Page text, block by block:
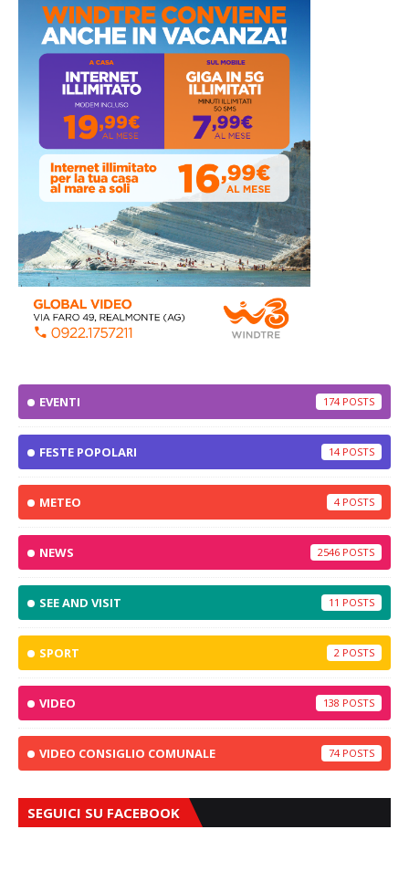
EVENTI 174
FESTE POPOLARI 14
METEO 4
NEWS 2546
SEE AND VISIT 11
SPORT 2
VIDEO 138
VIDEO CONSIGLIO COMUNALE 74
SEGUICI SU FACEBOOK